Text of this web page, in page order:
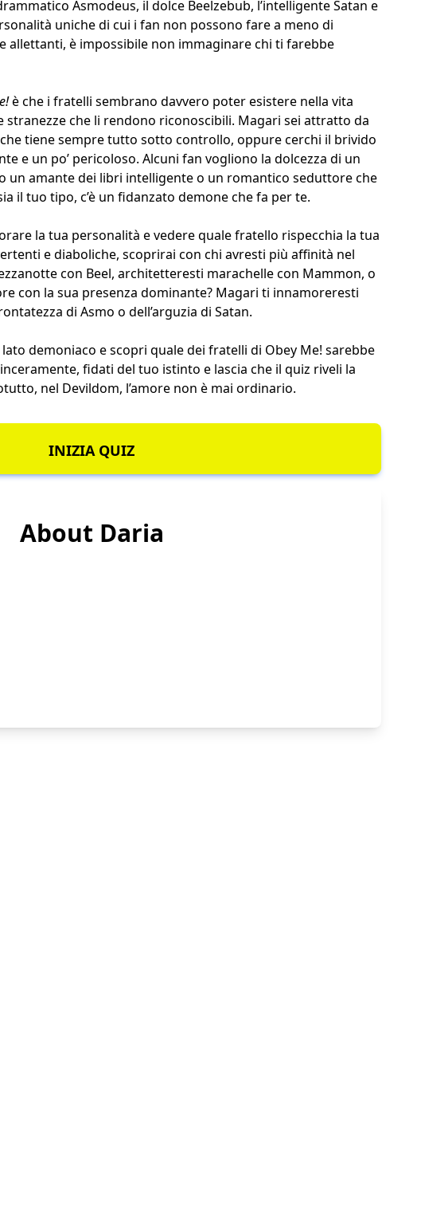
Asmodeus, il dolce Beelzebub, l’intelligente Satan e
uniche di cui i fan non possono fare a meno di
allettanti, è impossibile non immaginare chi ti farebbe
è che i fratelli sembrano davvero poter esistere nella vita
stranezze che li rendono riconoscibili. Magari sei attratto da
tiene sempre tutto sotto controllo, oppure cerchi il brivido
e un po’ pericoloso. Alcuni fan vogliono la dolcezza di un
un amante dei libri intelligente o un romantico seduttore che
il tuo tipo, c’è un fidanzato demone che fa per te.
la tua personalità e vedere quale fratello rispecchia la tua
e diaboliche, scoprirai con chi avresti più affinità nel
con Beel, architetteresti marachelle con Mammon, o
con la sua presenza dominante? Magari ti innamoreresti
di Asmo o dell’arguzia di Satan.
demoniaco e scopri quale dei fratelli di Obey Me! sarebbe
fidati del tuo istinto e lascia che il quiz riveli la
nel Devildom, l’amore non è mai ordinario.
INIZIA QUIZ
About Daria